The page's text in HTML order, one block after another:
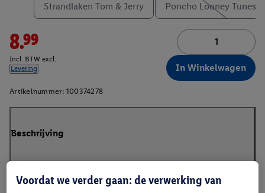
Strandlaken Tom & Jerry Poncho Looney Tunes
8.99
Incl. BTW excl.
Levering
In Winkelwagen
Artikelnummer: 100374278
Beschrijving
Voordat we verder gaan: de verwerking van